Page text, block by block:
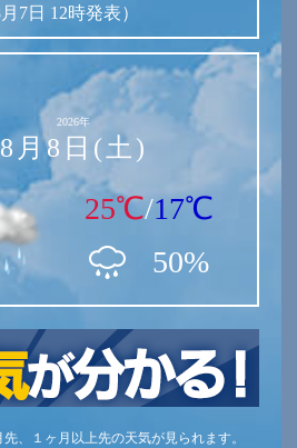
月7日 12時発表）
2026年
8月8日(土)
25℃/17℃
50%
、１ヶ月以上先の天気が見られます。